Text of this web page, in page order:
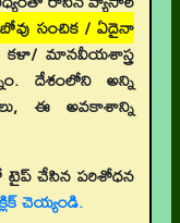
సంచిక / ఏదైనా
కళా/ మానవీయశాస్త్ర
దేశంలోని అన్ని
ఈ అవకాశాన్ని
టైప్ చేసిన పరిశోధన
చెయ్యండి.